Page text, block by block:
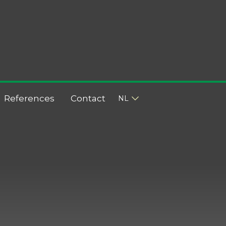
References Contact NL